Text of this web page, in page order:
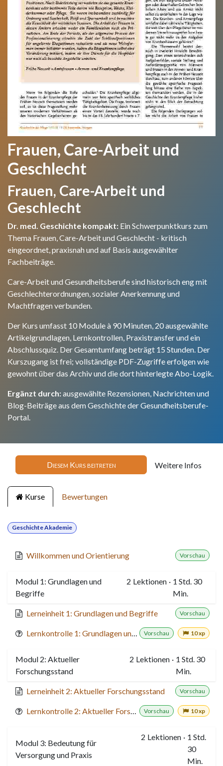
Frauen, Care-Arbeit und
Geschlecht
Frauen, Care-Arbeit und
Geschlecht
Dr. med. Geschichte kompakt: Ein Schwerpunktkurs zum
Thema Frauen, Care-Arbeit und Geschlecht - kritisch
eingeordnet, praxisnah und auf Basis ausgewählter
Fachbeiträge.
Care-Arbeit und Gesundheitsberufe sind historisch eng mit
Geschlechterordnungen, sozialer Anerkennung und
Machtfragen verbunden.
Der Kurs umfasst 10 Module à 90 Minuten, 20 ausgewählte
Artikelgrundlagen, Lernkontrollen, Praxistransfer und ein
Abschlussquiz. Der Gesamtumfang beträgt 15 Stunden. Der
Kurszugang ist frei; vollständige PDF-Zugriffe erfolgen wie
gewohnt über das Archiv und die dort hinterlegte Abo-Logik.
Ergänzt durch:ausgewählte Rezensionen, Nachrichten und
Blog-Beiträge aus dem Geschichte der Gesundheitsberufe-
Portal.
Diesem Kurs beitreten Weitere Infos
Kurse Bewertungen
Geschichte Akademie
Willkommen und Orientierung Vorschau
Modul 1: Grundlagen und
Begriffe
2 Lektionen · 1 Std. 30
Min.
Lerneinheit 1: Grundlagen und Begriffe Vorschau
Vorschau 10 xp
Modul 2: Aktueller
Forschungsstand
2 Lektionen · 1 Std. 30
Min.
Lerneinheit 2: Aktueller Forschungsstand Vorschau
Vorschau 10 xp
Modul 3: Bedeutung für
Versorgung und Praxis
2 Lektionen · 1 Std.
30
Min.